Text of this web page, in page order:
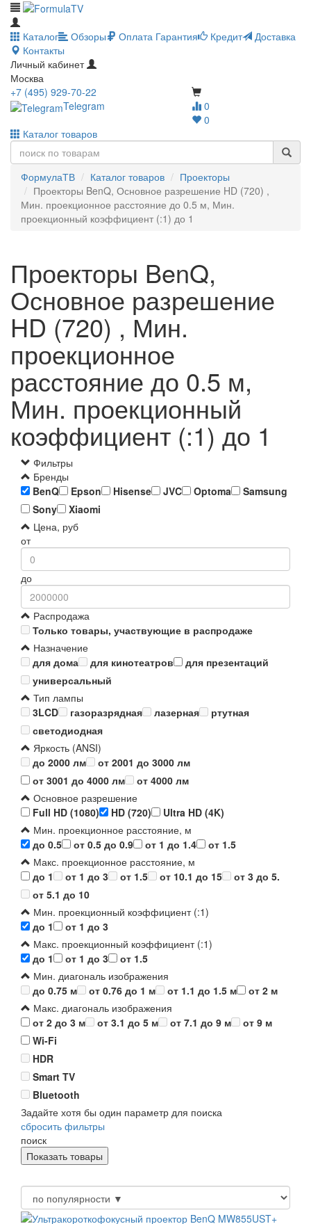
Каталог Обзоры Оплата Гарантия Кредит
Доставка
Контакты
Личный кабинет
Москва
0
0
+7 (495) 929-70-22
Telegram
Каталог товаров
ФормулаТВ Каталог товаров
Проекторы
Проекторы BenQ, Основное разрешение HD (720) ,
Мин. проекционное расстояние до 0.5 м, Мин.
проекционный коэффициент (:1) до 1
Проекторы BenQ,
Основное разрешение
HD (720) , Мин.
проекционное
расстояние до 0.5 м,
Мин. проекционный
коэффициент (:1) до 1
Фильтры
Бренды
BenQ
Epson Hisense JVC Optoma
Samsung
Sony
Xiaomi
Цена, руб
от
до
Распродажа
Только товары, участвующие в распродаже
Назначение
для дома
для кинотеатров
для презентаций
универсальный
Тип лампы
3LCD
газоразрядная лазерная
ртутная
светодиодная
Яркость (ANSI)
до 2000 лм
от 2001 до 3000 лм
от 3001 до 4000 лм
от 4000 лм
Основное разрешение
Full HD (1080)
HD (720)
Ultra HD (4K)
Мин. проекционное расстояние, м
до 0.5
от 0.5 до 0.9 от 1 до 1.4
от 1.5
Макс. проекционное расстояние, м
до 1
от 1 до 3 от 1.5 от 10.1 до 15
от 3 до 5.
от 5.1 до 10
Мин. проекционный коэффициент (:1)
до 1
от 1 до 3
Макс. проекционный коэффициент (:1)
до 1
от 1 до 3
от 1.5
Мин. диагональ изображения
до 0.75 м
от 0.76 до 1 м от 1.1 до 1.5 м
от 2 м
Макс. диагональ изображения
от 2 до 3 м
от 3.1 до 5 м от 7.1 до 9 м
от 9 м
Wi-Fi
HDR
Smart TV
Bluetooth
Задайте хотя бы один параметр для поиска
сбросить фильтры
поиск